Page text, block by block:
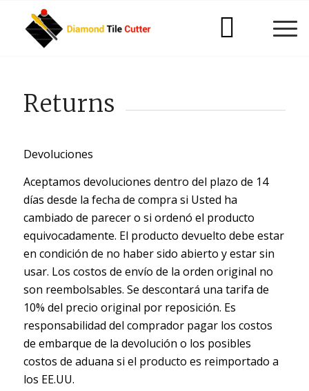
Returns
Devoluciones
Aceptamos devoluciones dentro del plazo de 14
días desde la fecha de compra si Usted ha
cambiado de parecer o si ordenó el producto
equivocadamente. El producto devuelto debe estar
en condición de no haber sido abierto y estar sin
usar. Los costos de envío de la orden original no
son reembolsables. Se descontará una tarifa de
10% del precio original por reposición. Es
responsabilidad del comprador pagar los costos
de embarque de la devolución o los posibles
costos de aduana si el producto es reimportado a
los EE.UU.